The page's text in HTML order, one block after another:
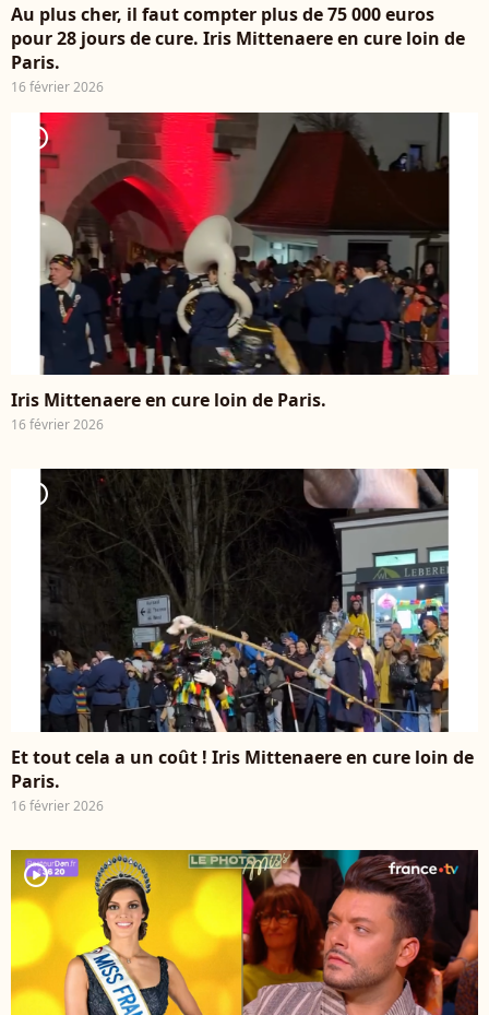
Au plus cher, il faut compter plus de 75 000 euros
pour 28 jours de cure. Iris Mittenaere en cure loin de
Paris.
16 février 2026
player2
Iris Mittenaere en cure loin de Paris.
16 février 2026
player2
Et tout cela a un coût ! Iris Mittenaere en cure loin de
Paris.
16 février 2026
player2